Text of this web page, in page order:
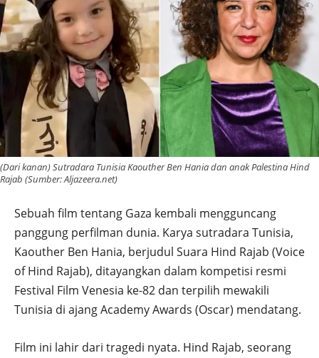
(Dari kanan) Sutradara Tunisia Kaouther Ben Hania dan anak Palestina Hind
Rajab (Sumber: Aljazeera.net)
Sebuah film tentang Gaza kembali mengguncang
panggung perfilman dunia. Karya sutradara Tunisia,
Kaouther Ben Hania, berjudul Suara Hind Rajab (Voice
of Hind Rajab), ditayangkan dalam kompetisi resmi
Festival Film Venesia ke-82 dan terpilih mewakili
Tunisia di ajang Academy Awards (Oscar) mendatang.
Film ini lahir dari tragedi nyata. Hind Rajab, seorang